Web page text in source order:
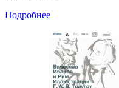
Подробнее